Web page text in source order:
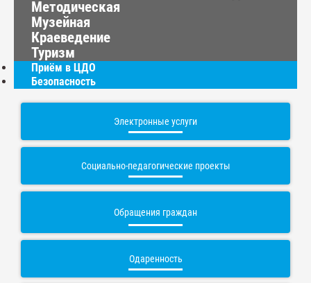
Методическая
Музейная
Краеведение
Туризм
Приём в ЦДО
Безопасность
Электронные услуги
Социально-педагогические проекты
Обращения граждан
Одаренность